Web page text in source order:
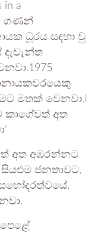
in a
ගණන්
ධූරය සඳහා වු
මතක් වෙනවා.I
කාගේවත් අත
අත අඹරන්නට
ජනතාවට,